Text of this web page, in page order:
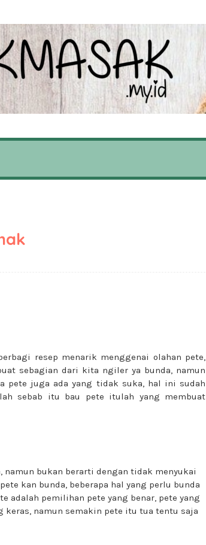
resep menarik menggenai olahan pete,
sebagian dari kita ngiler ya bunda, namun
pete juga ada yang tidak suka, hal ini sudah
sebab itu bau pete itulah yang membuat
namun bukan berarti dengan tidak menyukai
kan bunda, beberapa hal yang perlu bunda
adalah pemilihan pete yang benar, pete yang
keras, namun semakin pete itu tua tentu saja